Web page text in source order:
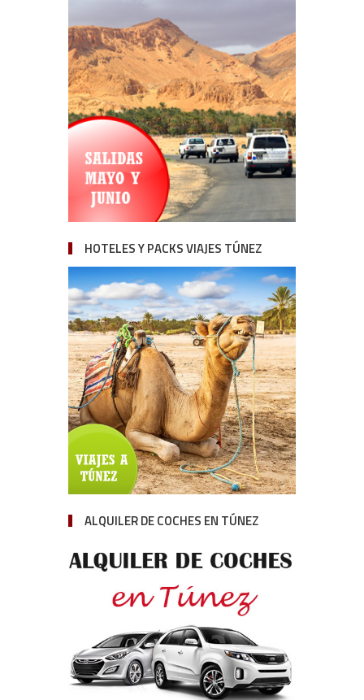
HOTELES Y PACKS VIAJES TÚNEZ
ALQUILER DE COCHES EN TÚNEZ